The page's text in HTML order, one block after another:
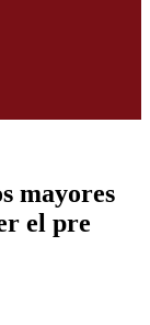
mayores
el pre